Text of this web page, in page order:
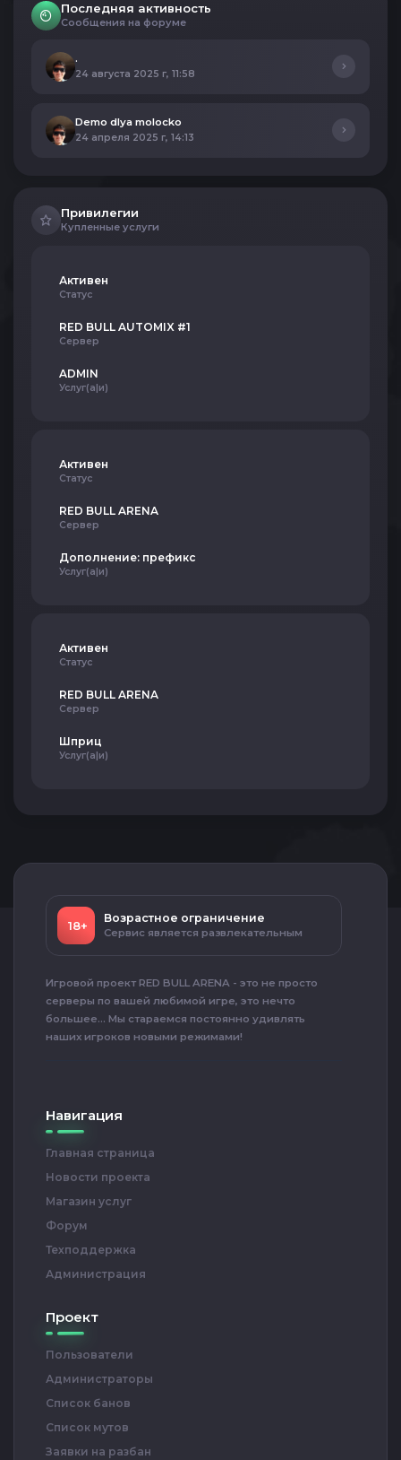
Последняя активность
Сообщения на форуме
.
24 августа 2025 г, 11:58
Demo dlya molocko
24 апреля 2025 г, 14:13
Привилегии
Купленные услуги
Активен
Статус
RED BULL AUTOMIX #1
Сервер
ADMIN
Услуг(а|и)
Активен
Статус
RED BULL ARENA
Сервер
Дополнение: префикс
Услуг(а|и)
Активен
Статус
RED BULL ARENA
Сервер
Шприц
Услуг(а|и)
18+
Возрастное ограничение
Сервис является развлекательным
Игровой проект RED BULL ARENA - это не просто
серверы по вашей любимой игре, это нечто
большее... Мы стараемся постоянно удивлять
наших игроков новыми режимами!
Навигация
Главная страница
Новости проекта
Магазин услуг
Форум
Техподдержка
Администрация
Проект
Пользователи
Администраторы
Список банов
Список мутов
Заявки на разбан